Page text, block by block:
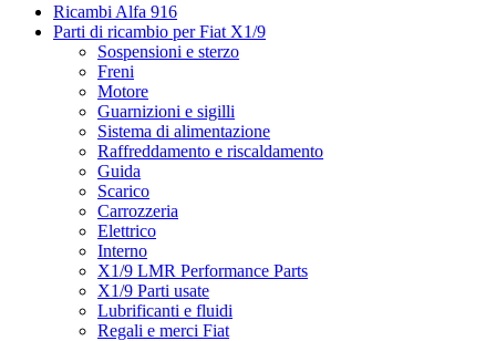
Ricambi Alfa 916
Parti di ricambio per Fiat X1/9
Sospensioni e sterzo
Freni
Motore
Guarnizioni e sigilli
Sistema di alimentazione
Raffreddamento e riscaldamento
Guida
Scarico
Carrozzeria
Elettrico
Interno
X1/9 LMR Performance Parts
X1/9 Parti usate
Lubrificanti e fluidi
Regali e merci Fiat